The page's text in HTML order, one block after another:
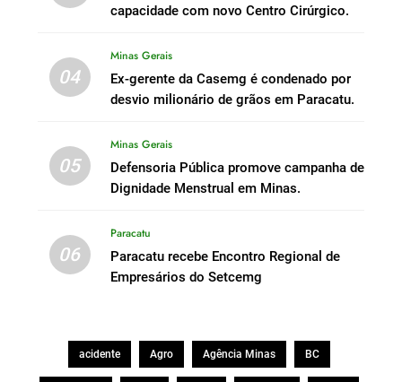
capacidade com novo Centro Cirúrgico.
04
Minas Gerais
Ex-gerente da Casemg é condenado por
desvio milionário de grãos em Paracatu.
05
Minas Gerais
Defensoria Pública promove campanha de
Dignidade Menstrual em Minas.
06
Paracatu
Paracatu recebe Encontro Regional de
Empresários do Setcemg
acidente Agro Agência Minas BC